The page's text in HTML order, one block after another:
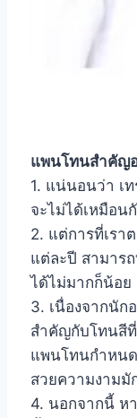
แพนโทนสำคัญอ
1. แน่นอนว่า เ
จะไม่ได้เหมือน
2. แต่การที่เร
แต่ละปี สามาร
ได้ไม่มากก็น้อย
3. เนื่องจากนัก
สำคัญกับโทนสี
แพนโทนกำหน
สวยความงามมั
4. นอกจากนี้ ห